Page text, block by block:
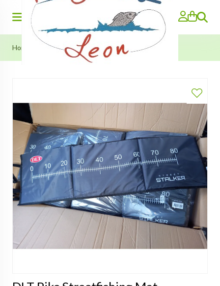
Zoeken
Home DLT Pike Streetfishing Mat (100x30cm)